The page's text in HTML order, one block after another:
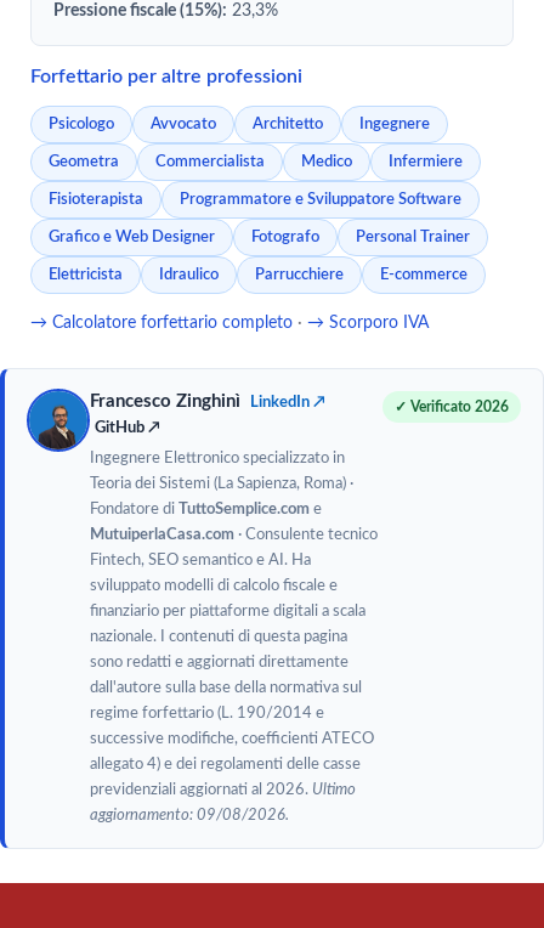
Pressione fiscale (15%): 23,3%
Forfettario per altre professioni
Psicologo Avvocato Architetto Ingegnere
Geometra Commercialista Medico Infermiere
Fisioterapista Programmatore e Sviluppatore Software
Grafico e Web Designer Fotografo Personal Trainer
Elettricista Idraulico Parrucchiere E-commerce
→ Calcolatore forfettario completo · → Scorporo IVA
Francesco Zinghinì
LinkedIn ↗
GitHub ↗
Ingegnere Elettronico specializzato in
Teoria dei Sistemi (La Sapienza, Roma) ·
Fondatore di TuttoSemplice.com e
MutuiperlaCasa.com · Consulente tecnico
Fintech, SEO semantico e AI. Ha
sviluppato modelli di calcolo fiscale e
finanziario per piattaforme digitali a scala
nazionale. I contenuti di questa pagina
sono redatti e aggiornati direttamente
dall'autore sulla base della normativa sul
regime forfettario (L. 190/2014 e
successive modifiche, coefficienti ATECO
allegato 4) e dei regolamenti delle casse
previdenziali aggiornati al 2026. Ultimo
aggiornamento: 09/08/2026.
✓ Verificato 2026